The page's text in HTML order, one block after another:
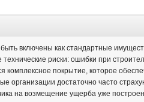
включены как стандартные
риски: ошибки при
покрытие, которое
организации достаточно часто
на возмещение ущерба уже